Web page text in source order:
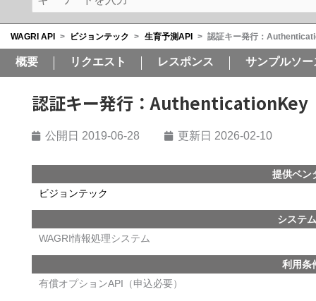
WAGRI API > ビジョンテック > 生育予測API > 認証キー発行：
概要 リクエスト レスポンス サンプルソ
認証キー発行：AuthenticationKey
公開日 2019-06-28 更新日 2026-02-10
提供ベン
ビジョンテック
システ
WAGRI情報処理システム
利用条
有償オプションAPI（申込必要）